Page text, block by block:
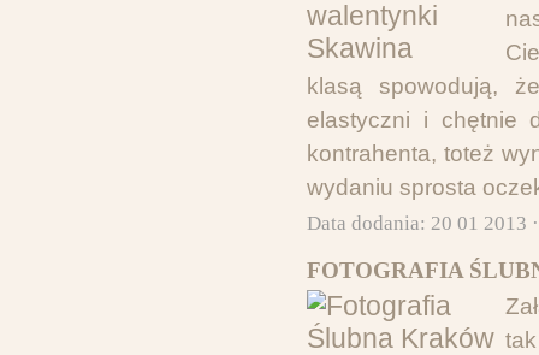
klasą spowodują,
elastyczni i chętnie
kontrahenta, toteż
wydaniu sprosta
Data dodania: 20 01 2013
FOTOGRAFIA